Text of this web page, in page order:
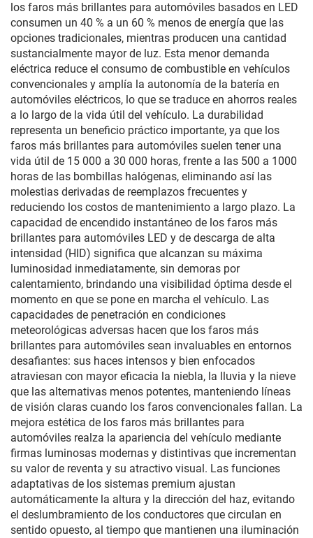
los faros más brillantes para automóviles basados en LED
consumen un 40 % a un 60 % menos de energía que las
opciones tradicionales, mientras producen una cantidad
sustancialmente mayor de luz. Esta menor demanda
eléctrica reduce el consumo de combustible en vehículos
convencionales y amplía la autonomía de la batería en
automóviles eléctricos, lo que se traduce en ahorros reales
a lo largo de la vida útil del vehículo. La durabilidad
representa un beneficio práctico importante, ya que los
faros más brillantes para automóviles suelen tener una
vida útil de 15 000 a 30 000 horas, frente a las 500 a 1000
horas de las bombillas halógenas, eliminando así las
molestias derivadas de reemplazos frecuentes y
reduciendo los costos de mantenimiento a largo plazo. La
capacidad de encendido instantáneo de los faros más
brillantes para automóviles LED y de descarga de alta
intensidad (HID) significa que alcanzan su máxima
luminosidad inmediatamente, sin demoras por
calentamiento, brindando una visibilidad óptima desde el
momento en que se pone en marcha el vehículo. Las
capacidades de penetración en condiciones
meteorológicas adversas hacen que los faros más
brillantes para automóviles sean invaluables en entornos
desafiantes: sus haces intensos y bien enfocados
atraviesan con mayor eficacia la niebla, la lluvia y la nieve
que las alternativas menos potentes, manteniendo líneas
de visión claras cuando los faros convencionales fallan. La
mejora estética de los faros más brillantes para
automóviles realza la apariencia del vehículo mediante
firmas luminosas modernas y distintivas que incrementan
su valor de reventa y su atractivo visual. Las funciones
adaptativas de los sistemas premium ajustan
automáticamente la altura y la dirección del haz, evitando
el deslumbramiento de los conductores que circulan en
sentido opuesto, al tiempo que mantienen una iluminación